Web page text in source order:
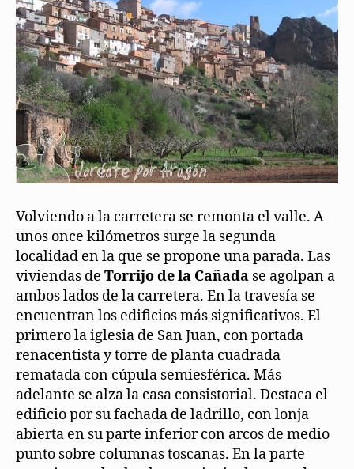
Volviendo a la carretera se remonta el valle. A
unos once kilómetros surge la segunda
localidad en la que se propone una parada. Las
viviendas de Torrijo de la Cañada se agolpan a
ambos lados de la carretera. En la travesía se
encuentran los edificios más significativos. El
primero la iglesia de San Juan, con portada
renacentista y torre de planta cuadrada
rematada con cúpula semiesférica. Más
adelante se alza la casa consistorial. Destaca el
edificio por su fachada de ladrillo, con lonja
abierta en su parte inferior con arcos de medio
punto sobre columnas toscanas. En la parte